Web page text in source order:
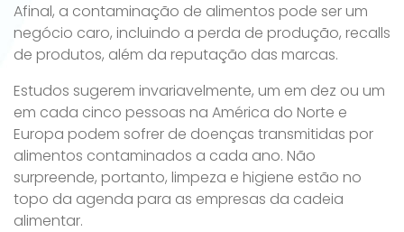
Afinal, a contaminação de alimentos pode ser um
negócio caro, incluindo a perda de produção, recalls
de produtos, além da reputação das marcas.
Estudos sugerem invariavelmente, um em dez ou um
em cada cinco pessoas na América do Norte e
Europa podem sofrer de doenças transmitidas por
alimentos contaminados a cada ano. Não
surpreende, portanto, limpeza e higiene estão no
topo da agenda para as empresas da cadeia
alimentar.